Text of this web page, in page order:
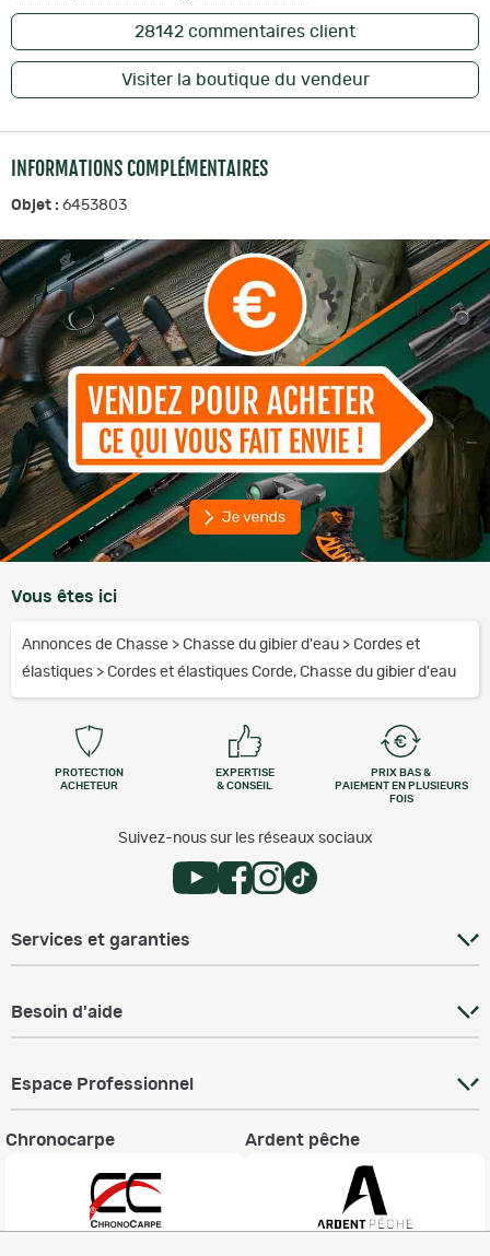
28142 commentaires client
Visiter la boutique du vendeur
INFORMATIONS COMPLÉMENTAIRES
Objet : 6453803
Vous êtes ici
Annonces de Chasse > Chasse du gibier d'eau > Cordes et
élastiques > Cordes et élastiques Corde, Chasse du gibier d'eau
PROTECTION
ACHETEUR
EXPERTISE
& CONSEIL
PRIX BAS &
PAIEMENT EN PLUSIEURS
FOIS
Suivez-nous sur les réseaux sociaux
Services et garanties
Besoin d'aide
Espace Professionnel
Chronocarpe Ardent pêche